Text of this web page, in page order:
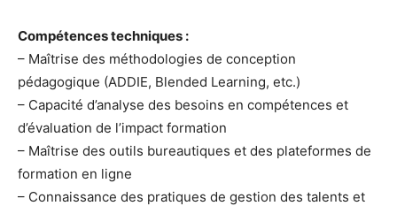
Compétences techniques :
– Maîtrise des méthodologies de conception
pédagogique (ADDIE, Blended Learning, etc.)
– Capacité d’analyse des besoins en compétences et
d’évaluation de l’impact formation
– Maîtrise des outils bureautiques et des plateformes de
formation en ligne
– Connaissance des pratiques de gestion des talents et